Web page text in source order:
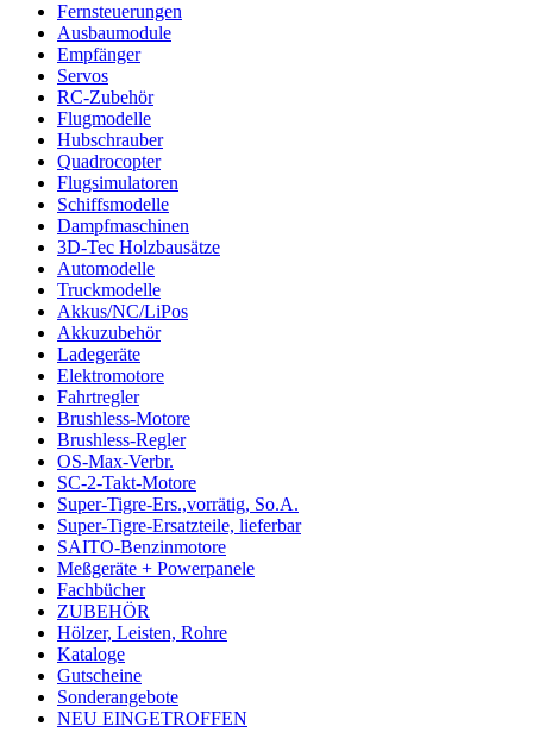
Fernsteuerungen
Ausbaumodule
Empfänger
Servos
RC-Zubehör
Flugmodelle
Hubschrauber
Quadrocopter
Flugsimulatoren
Schiffsmodelle
Dampfmaschinen
3D-Tec Holzbausätze
Automodelle
Truckmodelle
Akkus/NC/LiPos
Akkuzubehör
Ladegeräte
Elektromotore
Fahrtregler
Brushless-Motore
Brushless-Regler
OS-Max-Verbr.
SC-2-Takt-Motore
Super-Tigre-Ers.,vorrätig, So.A.
Super-Tigre-Ersatzteile, lieferbar
SAITO-Benzinmotore
Meßgeräte + Powerpanele
Fachbücher
ZUBEHÖR
Hölzer, Leisten, Rohre
Kataloge
Gutscheine
Sonderangebote
NEU EINGETROFFEN